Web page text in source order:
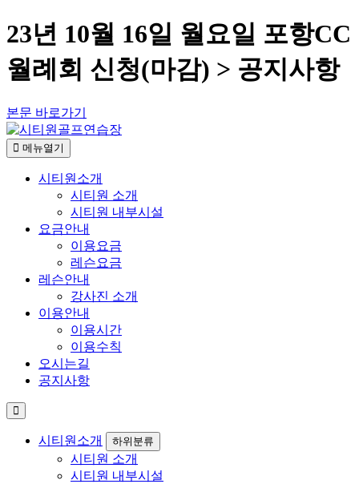
23년 10월 16일 월요일 포항CC
월례회 신청(마감) > 공지사항
본문 바로가기
메뉴열기
시티원소개
시티원 소개
시티원 내부시설
요금안내
이용요금
레슨요금
레슨안내
강사진 소개
이용안내
이용시간
이용수칙
오시는길
공지사항
시티원소개 하위분류
시티원 소개
시티원 내부시설